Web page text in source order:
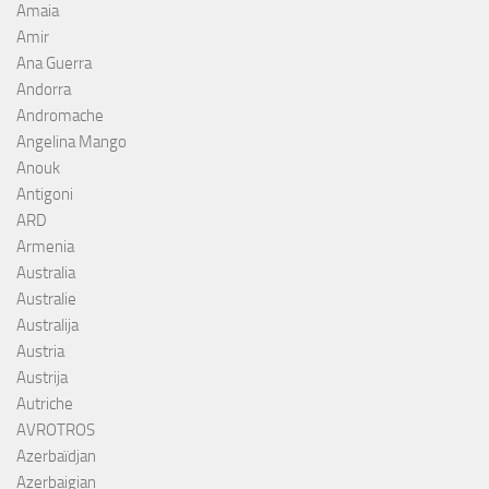
Amaia
Amir
Ana Guerra
Andorra
Andromache
Angelina Mango
Anouk
Antigoni
ARD
Armenia
Australia
Australie
Australija
Austria
Austrija
Autriche
AVROTROS
Azerbaïdjan
Azerbaigian